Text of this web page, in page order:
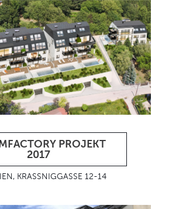
PROJEKT
2017
KRASSNIGGASSE 12-14